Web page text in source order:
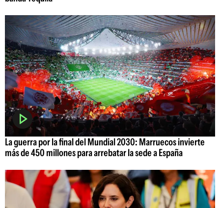
La guerra por la final del Mundial 2030: Marruecos invierte
más de 450 millones para arrebatar la sede a España